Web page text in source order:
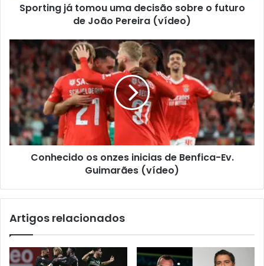
Sporting já tomou uma decisão sobre o futuro
de João Pereira (vídeo)
Conhecido os onzes inicias de Benfica-Ev.
Guimarães (vídeo)
Artigos relacionados